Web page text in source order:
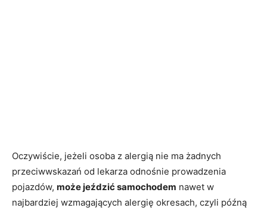
Oczywiście, jeżeli osoba z alergią nie ma żadnych
przeciwwskazań od lekarza odnośnie prowadzenia
pojazdów, może jeździć samochodem nawet w
najbardziej wzmagających alergię okresach, czyli późną